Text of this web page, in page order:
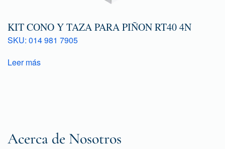
KIT CONO Y TAZA PARA PIÑON RT40 4N
SKU: 014 981 7905
Leer más
Acerca de Nosotros